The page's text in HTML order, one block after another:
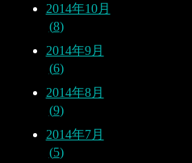
2014年10月
8
2014年9月
6
2014年8月
9
2014年7月
5